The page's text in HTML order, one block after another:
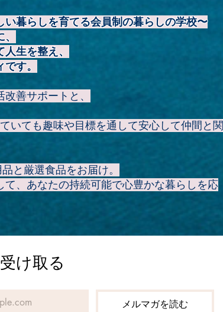
暮らしを育てる会員制の暮らしの学校〜
生を整え、
す。
善サポートと、
いても趣味や目標を通して安心して仲間と関
と厳選食品をお届け。
て、あなたの持続可能で心豊かな暮らしを応
け取る
メルマガを読む